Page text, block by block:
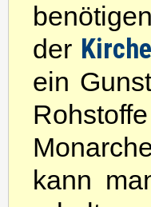
der Kirche
ein
kann